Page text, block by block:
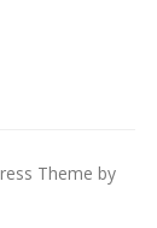
Theme by